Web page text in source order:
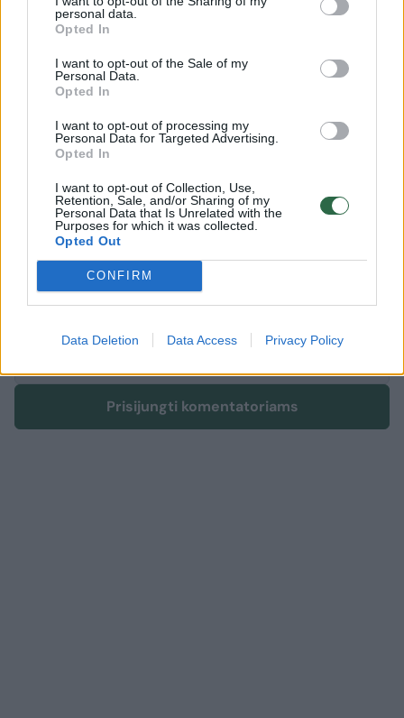
personal data.
Opted In
I want to opt-out of the Sale of my
Personal Data.
Opted In
I want to opt-out of processing my
Personal Data for Targeted Advertising.
Opted In
I want to opt-out of Collection, Use,
Retention, Sale, and/or Sharing of my
Personal Data that Is Unrelated with the
Purposes for which it was collected.
Opted Out
CONFIRM
Data Deletion Data Access Privacy Policy
Komentuoti po šiuo straipsniu
Komentuoti gali tik Lrytas registruoti vartotojai.
Prisijunkite prie registruotų vartotojų
bendruomenės ir bendraukite komentaruose!
Prisijungti komentatoriams